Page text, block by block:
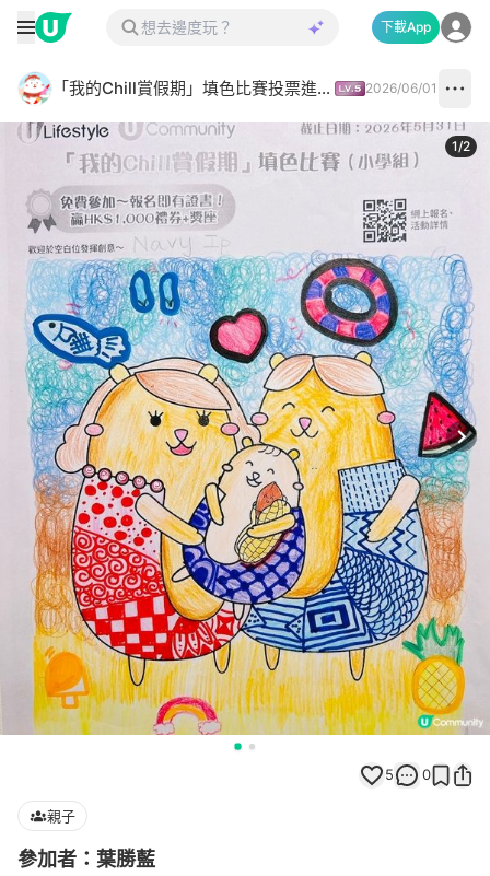
下載App
「我的Chill賞假期」填色比賽投票進行中✅ 2026/06/01
1/2
5 0
親子
參加者：葉勝藍